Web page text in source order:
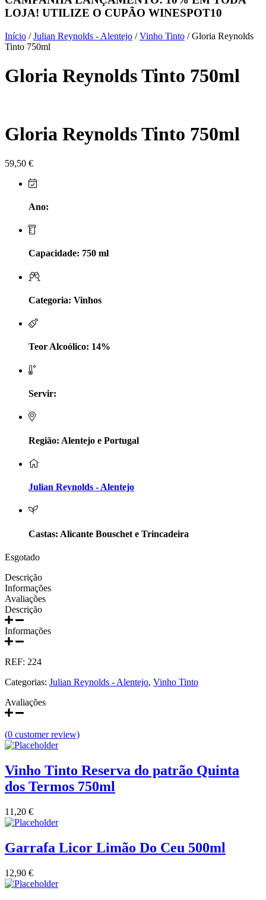
Herdade do Sobroso Alentejo
Herdade dos Coteis Alentejo
Herdade Papa Leite - Alentejo
Marcio Em Campo - Tejo
Prats e Symington Family
Quinta do Casal Branco Tejo
LOJA! UTILIZE O CUPÃO WINESPOT10
Início /Julian Reynolds - Alentejo /Vinho Tinto / Gloria Reynolds
Tinto 750ml
Gloria Reynolds Tinto 750ml
Gloria Reynolds Tinto 750ml
59,50 €
Ano:
Capacidade: 750 ml
Categoria: Vinhos
Teor Alcoólico: 14%
Servir:
Região: Alentejo e Portugal
Julian Reynolds - Alentejo
Castas: Alicante Bouschet e Trincadeira
Esgotado
Descrição
Informações
Avaliações
Descrição
Informações
REF: 224
Categorias: Julian Reynolds - Alentejo, Vinho Tinto
Avaliações
(0 customer review)
Vinho Tinto Reserva do patrão Quinta
dos Termos 750ml
11,20 €
Garrafa Licor Limão Do Ceu 500ml
12,90 €